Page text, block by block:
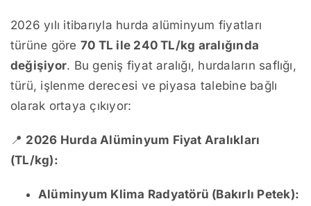
2026 yılı itibarıyla hurda alüminyum fiyatları
türüne göre 70 TL ile 240 TL/kg aralığında
değişiyor. Bu geniş fiyat aralığı, hurdaların saflığı,
türü, işlenme derecesi ve piyasa talebine bağlı
olarak ortaya çıkıyor:
📍 2026 Hurda Alüminyum Fiyat Aralıkları
(TL/kg):
Alüminyum Klima Radyatörü (Bakırlı Petek):